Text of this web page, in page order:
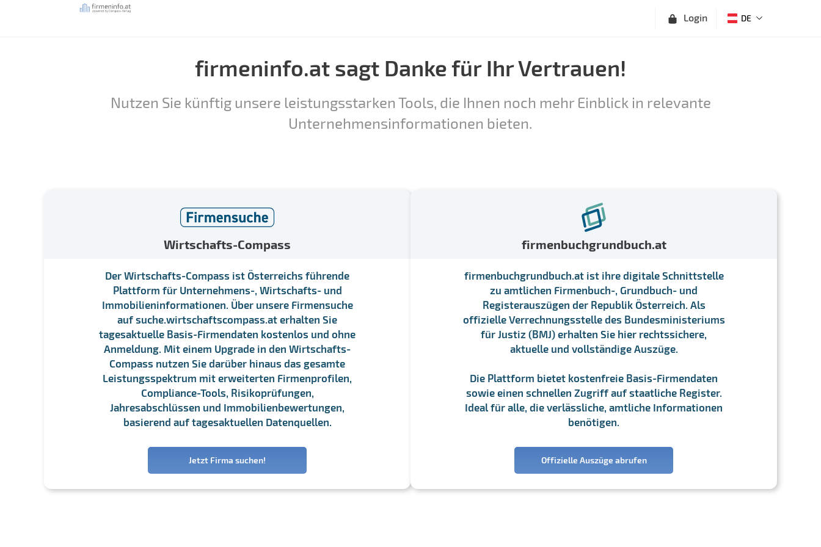
Login DE
firmeninfo.at sagt Danke für Ihr Vertrauen!
Nutzen Sie künftig unsere leistungsstarken Tools, die Ihnen noch mehr Einblick in relevante
Unternehmensinformationen bieten.
Wirtschafts-Compass
Der Wirtschafts-Compass ist Österreichs führende
Plattform für Unternehmens-, Wirtschafts- und
Immobilieninformationen. Über unsere Firmensuche
auf suche.wirtschaftscompass.at erhalten Sie
tagesaktuelle Basis-Firmendaten kostenlos und ohne
Anmeldung. Mit einem Upgrade in den Wirtschafts-
Compass nutzen Sie darüber hinaus das gesamte
Leistungsspektrum mit erweiterten Firmenprofilen,
Compliance-Tools, Risikoprüfungen,
Jahresabschlüssen und Immobilienbewertungen,
basierend auf tagesaktuellen Datenquellen.
Jetzt Firma suchen!
firmenbuchgrundbuch.at
firmenbuchgrundbuch.at ist ihre digitale Schnittstelle
zu amtlichen Firmenbuch-, Grundbuch- und
Registerauszügen der Republik Österreich. Als
offizielle Verrechnungsstelle des Bundesministeriums
für Justiz (BMJ) erhalten Sie hier rechtssichere,
aktuelle und vollständige Auszüge.
Die Plattform bietet kostenfreie Basis-Firmendaten
sowie einen schnellen Zugriff auf staatliche Register.
Ideal für alle, die verlässliche, amtliche Informationen
benötigen.
Offizielle Auszüge abrufen